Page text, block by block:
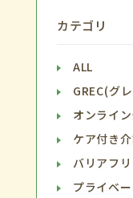
カテゴリ
ALL
GREC(グ
オンライ
ケア付き
バリアフ
プライベ